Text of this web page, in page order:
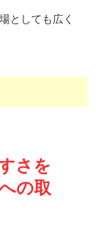
としても広く
さを
の取